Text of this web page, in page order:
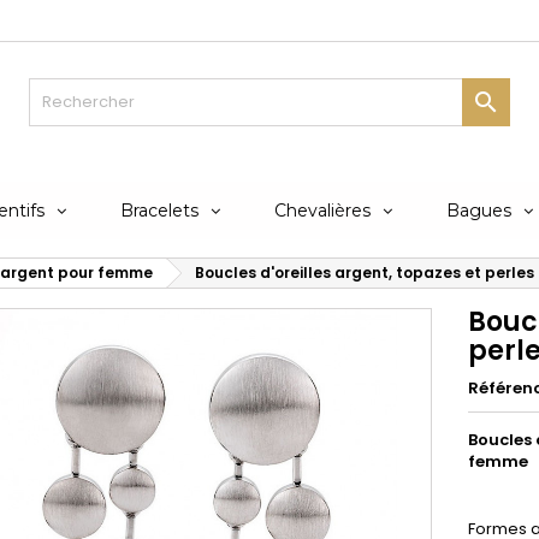

Bracelets Chevalières Bagues
pour femme Boucles d'oreilles argent, topazes et
femme
Formes